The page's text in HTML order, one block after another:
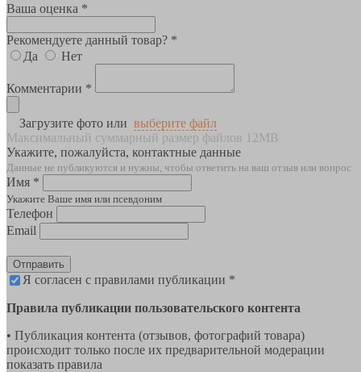
Ваша оценка *
Рекомендуете данный товар? *
Да
Нет
Комментарии *
Загрузите фото или выберите файл
Максимальный суммарный размер файлов 12MB
Укажите, пожалуйста, контактные данные
Данные не публикуются и нужны, чтобы ответить на ваш отзыв или вопрос
Имя *
Укажите Ваше имя или псевдоним
Телефон
Email
Отправить
Я согласен с правилами публикации *
Правила публикации пользовательского контента
• Публикация контента (отзывов, фотографий товара)
происходит только после их предварительной модерации
показать правила